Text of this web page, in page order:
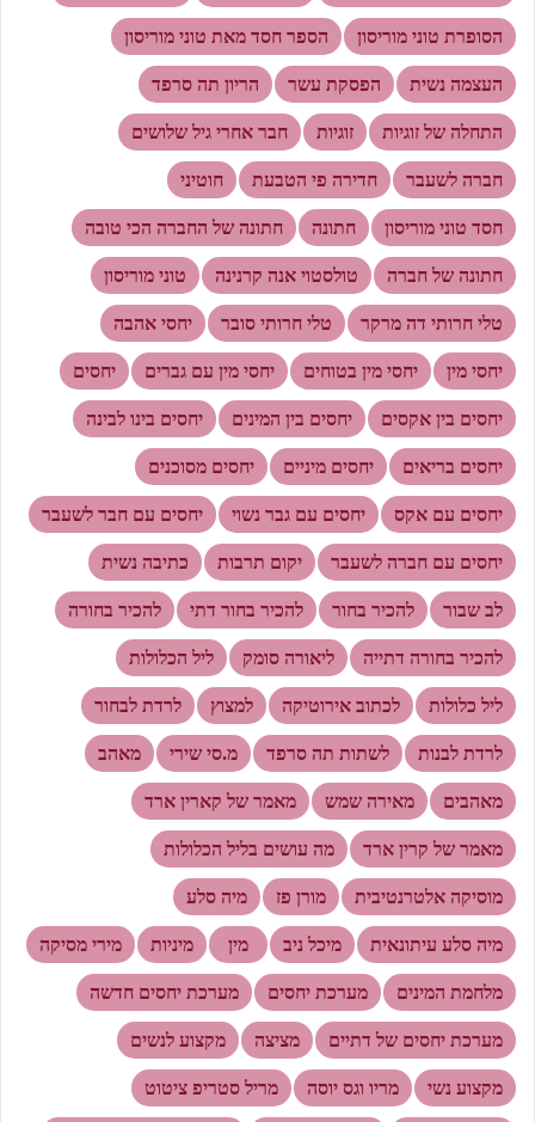
הסופרת טוני מוריסון הספר חסד מאת טוני מוריסון
העצמה נשית הפסקת עשר הריון תה סרפד
התחלה של זוגיות זוגיות חבר אחרי גיל שלושים
חברה לשעבר חדירה פי הטבעת חוטיני
חסד טוני מוריסון חתונה חתונה של החברה הכי טובה
חתונה של חברה טולסטוי אנה קרנינה טוני מוריסון
טלי חרותי דה מרקר טלי חרותי סובר יחסי אהבה
יחסי מין יחסי מין בטוחים יחסי מין עם גברים יחסים
יחסים בין אקסים יחסים בין המינים יחסים בינו לבינה
יחסים בריאים יחסים מיניים יחסים מסוכנים
יחסים עם אקס יחסים עם גבר נשוי יחסים עם חבר לשעבר
יחסים עם חברה לשעבר יקום תרבות כתיבה נשית
לב שבור להכיר בחור להכיר בחור דתי להכיר בחורה
להכיר בחורה דתייה ליאורה סומק ליל הכלולות
ליל כלולות לכתוב אירוטיקה למצוץ לרדת לבחור
לרדת לבנות לשתות תה סרפד מ.סי שירי מאהב
מאהבים מאירה שמש מאמר של קארין ארד
מאמר של קרין ארד מה עושים בליל הכלולות
מוסיקה אלטרנטיבית מורן פז מיה סלע
מיה סלע עיתונאית מיכל ניב מין מיניות מירי מסיקה
מלחמת המינים מערכת יחסים מערכת יחסים חדשה
מערכת יחסים של דתיים מציצה מקצוע לנשים
מקצוע נשי מריו וגס יוסה מריל סטריפ ציטוט